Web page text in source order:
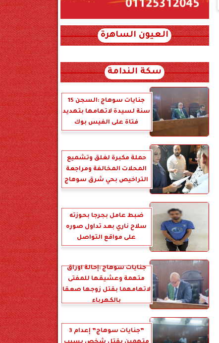
العيون الساهرة
سكة الندامة
جنايات سوهاج :السجن 15
سنة لسيدة لاتهامها بتهديد
فتاة على الفيس بوك
حملة مكبرة لغلق وتشميع
المحلات المخالفة ومراجعة
التراخيص بحي شرق سوهاج
ضبط عامل بجرجا بحوزته
سلاح ناري بعد تداول صوره
على مواقع التواصل
جنايات سوهاج :إحالة أوراق
متهمة وعشيقها للمفتى
لاتهامهما بقتل زوجها صعقا
بالكهرباء
”جنايات سوهاج” إعدام 3